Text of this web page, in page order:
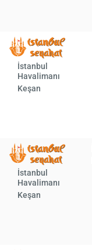
İstanbul
Havalimanı
Keşan
İstanbul
Havalimanı
Keşan